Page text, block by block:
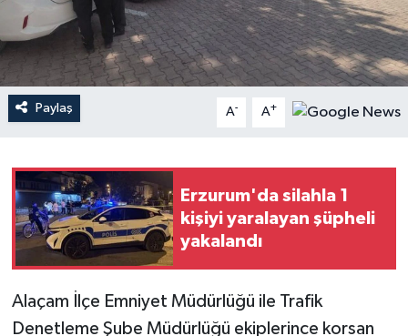
Paylaş A- A+
Erzurum'da silahla 1
kişiyi yaralayan şüpheli
yakalandı
Alaçam İlçe Emniyet Müdürlüğü ile Trafik
Denetleme Şube Müdürlüğü ekiplerince korsan